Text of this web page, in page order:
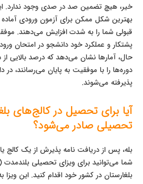
خیر، هیچ تضمین صد در صدی وجود ندارد.
بهترین شکل ممکن برای آزمون ورودی
قبولی شما را به شدت افزایش می‌دهند.
پشتکار و عملکرد خود دانشجو در امتحان
حال، آمارها نشان می‌دهد که درصد بالایی از
دوره‌ها را با موفقیت به پایان می‌رسانند، در
پذیرفته می‌شوند.
آیا برای تحصیل در کالج‌های
تحصیلی صادر می‌شود؟
بله، پس از دریافت نامه پذیرش از یک کالج
بلغارستان در کشور خود اقدام کنید. این